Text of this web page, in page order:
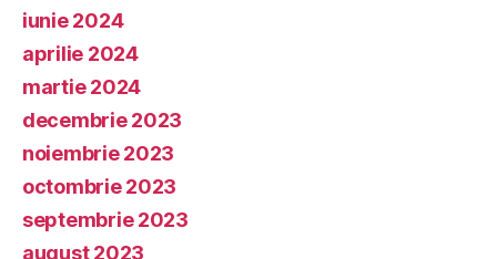
iunie 2024
aprilie 2024
martie 2024
decembrie 2023
noiembrie 2023
octombrie 2023
septembrie 2023
august 2023